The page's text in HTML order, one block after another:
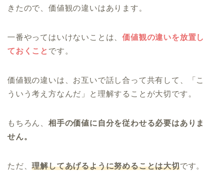
きたので、価値観の違いはあります。
一番やってはいけないことは、価値観の違いを放置し
ておくこと です。
価値観の違いは、お互いで話し合って共有して、「こ
ういう考え方なんだ」と理解することが大切です。
もちろん、 相手の価値に自分を従わせる必要はありま
せん。
ただ、理解してあげるように努めることは大切です。